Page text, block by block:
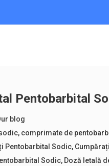
Pentobarbital
blog
, comprimate de
Pentobarbital Sodic,
Sodic, Doză letală